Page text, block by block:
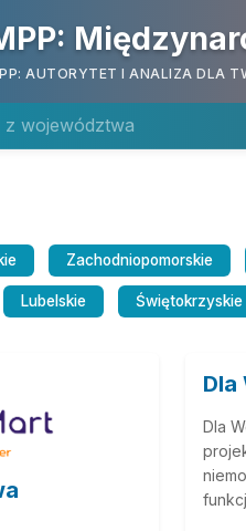
AUTORYTET I ANALIZA DLA
z województwa
Zachodniopomorskie
Lubelskie Świętokrzyskie
Dla
Dla